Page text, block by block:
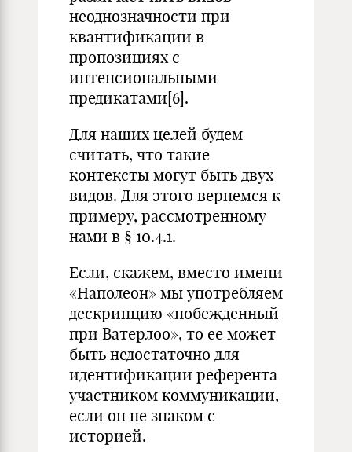
неоднозначности при
квантификации в
пропозициях с
интенсиональными
предикатами[6].
Для наших целей будем
считать, что такие
контексты могут быть двух
видов. Для этого вернемся к
примеру, рассмотренному
нами в § 10.4.1.
Если, скажем, вместо имени
«Наполеон» мы употребляем
дескрипцию «побежденный
при Ватерлоо», то ее может
быть недостаточно для
идентификации референта
участником коммуникации,
если он не знаком с
историей.